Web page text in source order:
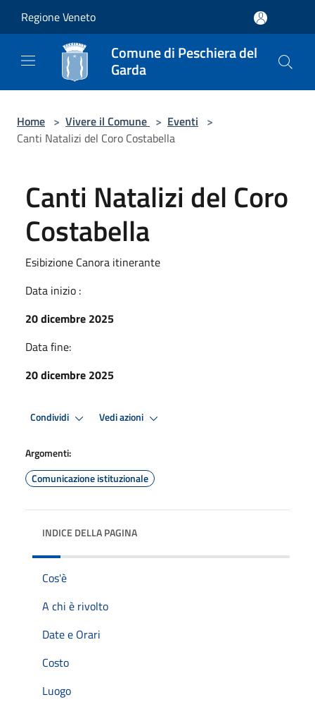
Regione Veneto
Comune di Peschiera del
Garda
Home > Vivere il Comune > Eventi >
Canti Natalizi del Coro Costabella
Canti Natalizi del Coro
Costabella
Esibizione Canora itinerante
Data inizio :
20 dicembre 2025
Data fine:
20 dicembre 2025
Condividi Vedi azioni
Argomenti:
Comunicazione istituzionale
INDICE DELLA PAGINA
Cos'è
A chi è rivolto
Date e Orari
Costo
Luogo